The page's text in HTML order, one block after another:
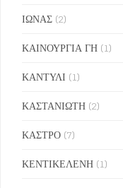
ΙΩΝΑΣ (2)
ΚΑΙΝΟΥΡΓΙΑ ΓΗ (1)
ΚΑΝΤΥΛΙ (1)
ΚΑΣΤΑΝΙΩΤΗ (2)
ΚΑΣΤΡΟ (7)
ΚΕΝΤΙΚΕΛΕΝΗ (1)